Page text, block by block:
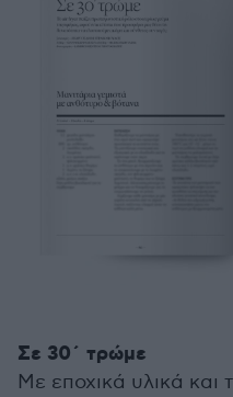
Σε 30΄ τρώμε
Με εποχικά υλικά